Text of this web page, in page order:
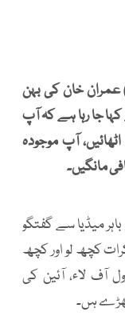
عمران خان کی بہن
جا رہا ہے کہ آپ
آپ موجودہ
میڈیا سے گفتگو
کچھ لو اور کچھ
آف لاء، آئین کی
ہں۔